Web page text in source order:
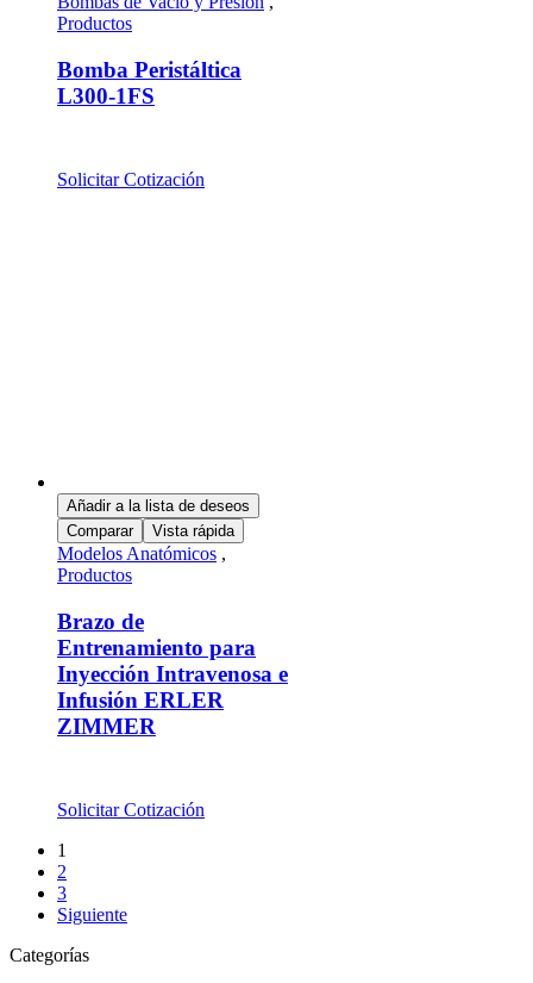
Productos
Bomba Peristáltica
L300-1FS
Solicitar Cotización
Añadir a la lista de deseos
Comparar
Vista rápida
Modelos Anatómicos ,
Productos
Brazo de
Entrenamiento para
Inyección Intravenosa e
Infusión ERLER
ZIMMER
Solicitar Cotización
1
2
3
Siguiente
Categorías